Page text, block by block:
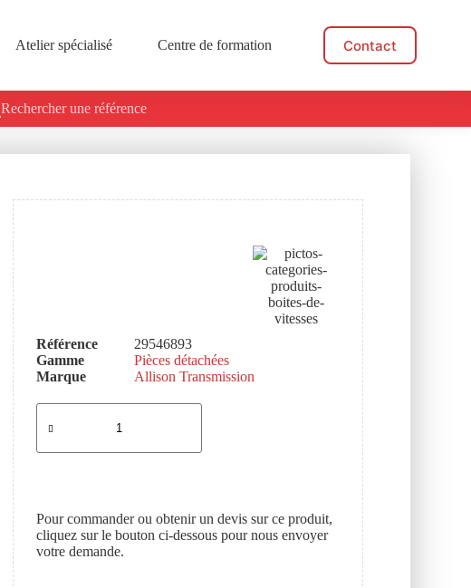
Atelier spécialisé Centre de formation Actualités
Contact
Rechercher une référence
Référence
29546893
Gamme
Pièces détachées
Marque
Allison Transmission
Pour commander ou obtenir un devis sur ce produit,
cliquez sur le bouton ci-dessous pour nous envoyer
votre demande.